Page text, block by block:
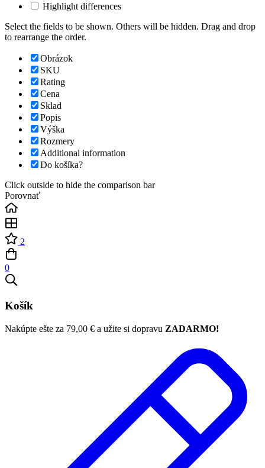
Highlight differences
Select the fields to be shown. Others will be hidden. Drag and drop
to rearrange the order.
Obrázok
SKU
Rating
Cena
Sklad
Popis
Výška
Rozmery
Additional information
Do košíka?
Click outside to hide the comparison bar
Porovnať
2
0
Košík
Nakúpte ešte za 79,00 € a užite si dopravu ZADARMO!